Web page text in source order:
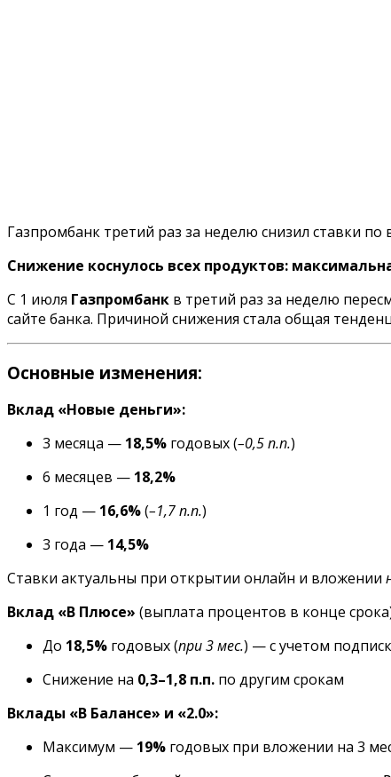
Газпромбанк третий раз за неделю снизил ставки по
Снижение коснулось всех продуктов:
С 1 июля Газпромбанк в третий раз за неделю
сайте банка. Причиной снижения стала общая
Основные изменения:
Вклад «Новые деньги»:
3 месяца — 18,5% годовых (–0,5 п.п.)
6 месяцев — 18,2%
1 год — 16,6%(–1,7 п.п.)
3 года — 14,5%
Ставки актуальны при открытии онлайн и вложении
Вклад «В Плюсе» (выплата процентов в конце
До 18,5% годовых (при 3 мес.) — с учетом
Снижение на 0,3–1,8 п.п. по другим срокам
Вклады «В Балансе» и «2.0»:
Максимум — 19% годовых при вложении на 3